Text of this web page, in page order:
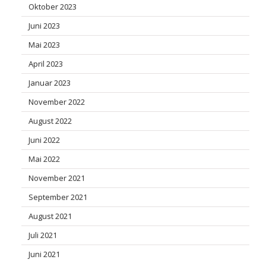
Oktober 2023
Juni 2023
Mai 2023
April 2023
Januar 2023
November 2022
August 2022
Juni 2022
Mai 2022
November 2021
September 2021
August 2021
Juli 2021
Juni 2021